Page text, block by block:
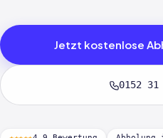
Jetzt kostenlose
0152